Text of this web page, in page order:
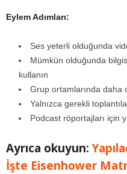
Eylem Adımları:
Ses yeterli olduğunda
Mümkün olduğunda
kullanın
Grup ortamlarında daha
Yalnızca gerekli
Podcast röportajları için
Ayrıca okuyun:
İşte Eisenhower